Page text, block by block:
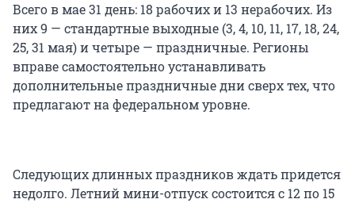
Всего в мае 31 день: 18 рабочих и 13 нерабочих. Из
них 9 — стандартные выходные (3, 4, 10, 11, 17, 18, 24,
25, 31 мая) и четыре — праздничные. Регионы
вправе самостоятельно устанавливать
дополнительные праздничные дни сверх тех, что
предлагают на федеральном уровне.
Следующих длинных праздников ждать придется
недолго. Летний мини-отпуск состоится с 12 по 15